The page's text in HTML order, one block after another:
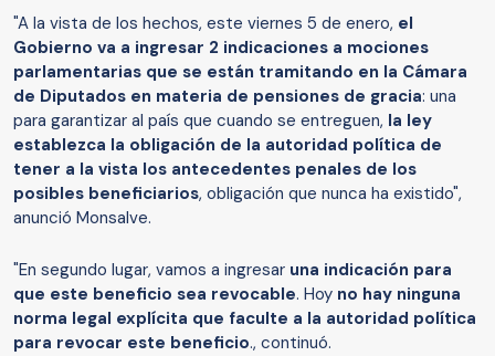
"A la vista de los hechos, este viernes 5 de enero, el
Gobierno va a ingresar 2 indicaciones a mociones
parlamentarias que se están tramitando en la Cámara
de Diputados en materia de pensiones de gracia: una
para garantizar al país que cuando se entreguen, la ley
establezca la obligación de la autoridad política de
tener a la vista los antecedentes penales de los
posibles beneficiarios, obligación que nunca ha existido",
anunció Monsalve.
"En segundo lugar, vamos a ingresar una indicación para
que este beneficio sea revocable. Hoy no hay ninguna
norma legal explícita que faculte a la autoridad política
para revocar este beneficio., continuó.